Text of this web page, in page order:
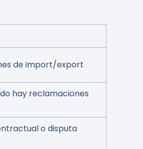
de import/export
hay reclamaciones
o disputa